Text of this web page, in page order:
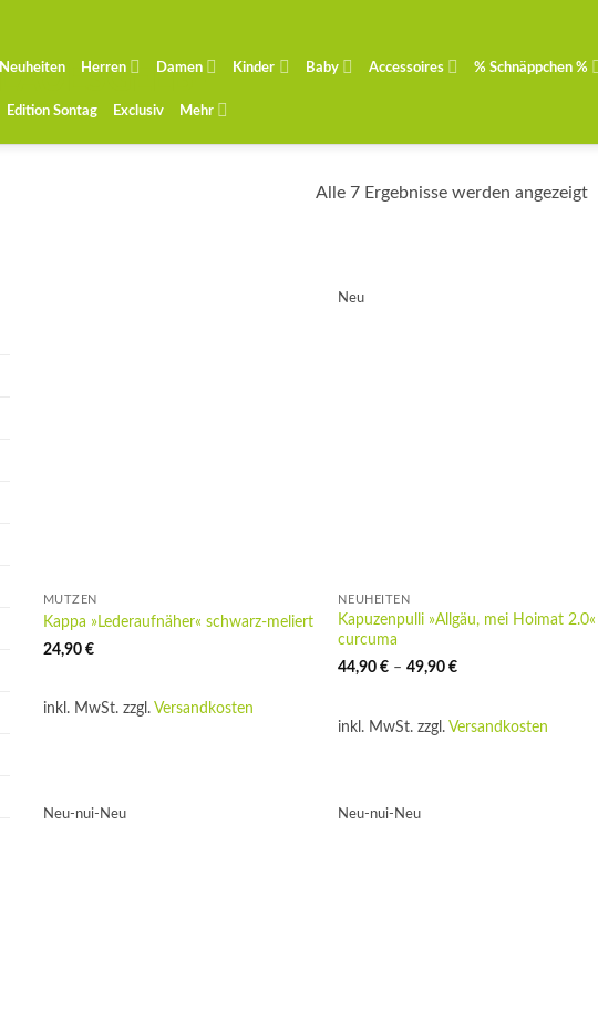
Neuheiten Herren Damen Kinder Baby Accessoires % Schnäppchen %
Edition Sontag Exclusiv Mehr
Alle 7 Ergebnisse werden angezeigt
MÜTZEN
Kappa »Lederaufnäher« schwarz-meliert
24,90 €
inkl. MwSt. zzgl. Versandkosten
Neu
NEUHEITEN
Kapuzenpulli »Allgäu, mei Hoimat 2.0« |
curcuma
44,90€ –49,90€
inkl. MwSt. zzgl.Versandkosten
Neu-nui-Neu Neu-nui-Neu